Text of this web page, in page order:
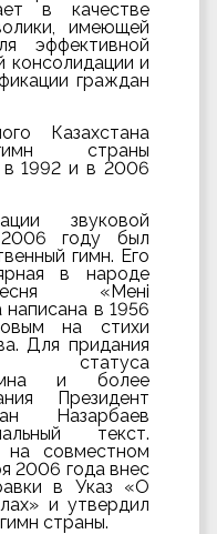
в качестве
имеющей
эффективной
консолидации и
граждан
Казахстана
страны
1992 и в 2006
звуковой
году был
гимн. Его
в народе
«Менiң
в 1956
на стихи
Для придания
статуса
и более
Президент
Назарбаев
текст.
на совместном
2006 года внес
в Указ «О
и утвердил
страны.